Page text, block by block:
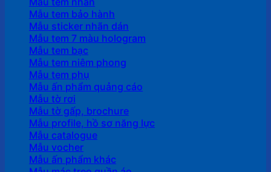
Mẫu tem bảo hành
Mẫu sticker nhãn dán
Mẫu tem 7 màu hologram
Mẫu tem bạc
Mẫu tem niêm phong
Mẫu tem phụ
Mẫu ấn phẩm quảng cáo
Mẫu tờ rơi
Mẫu tờ gấp, brochure
Mẫu profile, hồ sơ năng lực
Mẫu catalogue
Mẫu vocher
Mẫu ấn phẩm khác